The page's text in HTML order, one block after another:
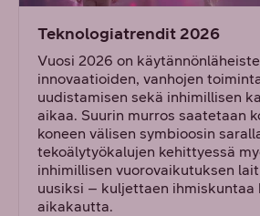
Teknologiatrendit 2026
Vuosi 2026 on
innovaatioiden, vanhojen
uudistamisen sekä inhimillisen
aikaa. Suurin murros saatetaan
koneen välisen symbioosin
tekoälytyökalujen kehittyessä
inhimillisen vuorovaikutuksen
uusiksi – kuljettaen ihmiskuntaa
aikakautta.